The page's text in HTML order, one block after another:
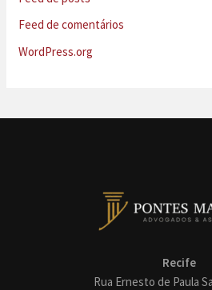
Feed de comentários
WordPress.org
Recife
Rua Ernesto de Paula